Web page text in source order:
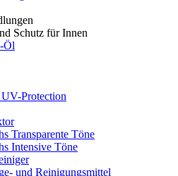
Schutz für Innen
Öl
Protection
Transparente Töne
Intensive Töne
und Reinigungsmittel